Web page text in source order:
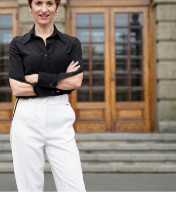
Santa Cruz | La Laguna
Islas
LOCALES CON ACTUACIONES
COMERCIO
GASTRO
FORMATIVO